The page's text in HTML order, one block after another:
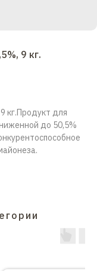
9 кг.
кг.Продукт для
до 50,5%